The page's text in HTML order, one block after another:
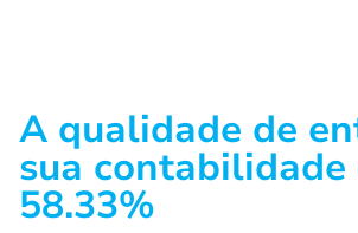
A qualidade de
sua contabilidade
58.33%